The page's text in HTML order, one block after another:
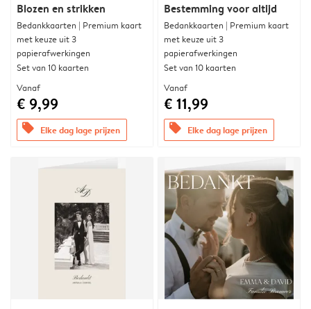
Blozen en strikken
Bedankkaarten | Premium kaart
met keuze uit 3
papierafwerkingen
Set van 10 kaarten
Vanaf
€ 9,99
offers Elke dag lage prijzen
Bestemming voor altijd
Bedankkaarten | Premium kaart
met keuze uit 3
papierafwerkingen
Set van 10 kaarten
Vanaf
€ 11,99
offers Elke dag lage prijzen